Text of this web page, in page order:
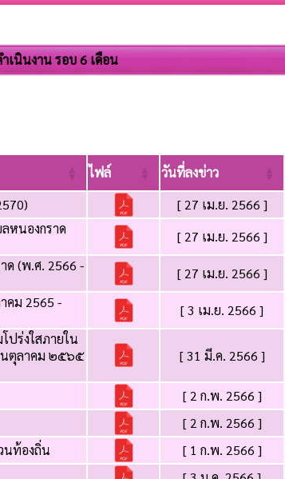
เนินงาน รอบ 6 เดือน
ไฟล์ วันที่ลงข่าว
[ 27 เม.ย. 2566 ]
หนองกราด
[ 27 เม.ย. 2566 ]
(พ.ศ. 2566 -
[ 27 เม.ย. 2566 ]
คม 2565 -
[ 3 เม.ย. 2566 ]
ปร่งใสภายใน
นตุลาคม ๒๕๖๕
[ 31 มี.ค. 2566 ]
[ 2 ก.พ. 2566 ]
[ 2 ก.พ. 2566 ]
นท้องถิ่น [ 1 ก.พ. 2566 ]